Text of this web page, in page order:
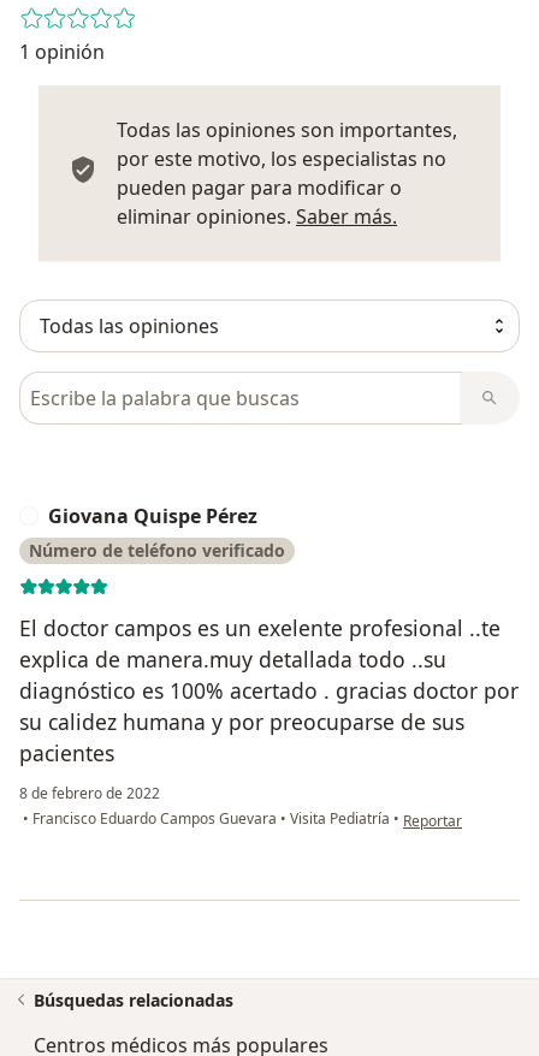
1 opinión
Todas las opiniones son importantes,
por este motivo, los especialistas no
pueden pagar para modificar o
eliminar opiniones. Saber más.
Busca en opiniones
Giovana Quispe Pérez
Número de teléfono verificado
El doctor campos es un exelente profesional ..te
explica de manera.muy detallada todo ..su
diagnóstico es 100% acertado . gracias doctor por
su calidez humana y por preocuparse de sus
pacientes
8 de febrero de 2022
• Francisco Eduardo Campos Guevara • Visita Pediatría • en opinión del
Reportar
Búsquedas relacionadas
Centros médicos más populares